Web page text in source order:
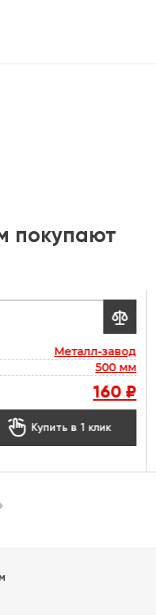
покупают
Металл-завод
500 мм
160 ₽
 Купить в 1 клик
